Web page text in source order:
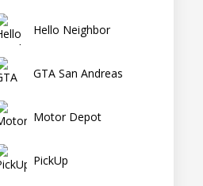
Hello Neighbor
GTA San Andreas
Motor Depot
PickUp